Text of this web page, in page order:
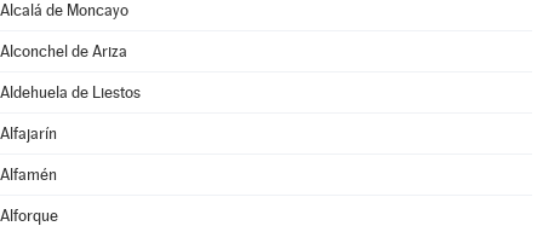
Alcalá de Moncayo
Alconchel de Ariza
Aldehuela de Liestos
Alfajarín
Alfamén
Alforque